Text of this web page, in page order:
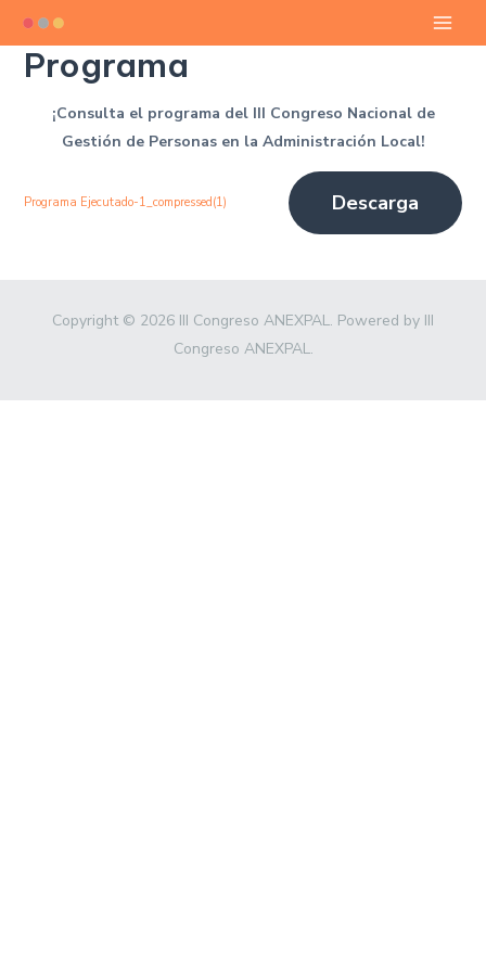
al
contenido
Main
Programa
¡Consulta el programa del III Congreso Nacional de
Gestión de Personas en la Administración Local!
Programa Ejecutado-1_compressed(1) Descarga
Copyright © 2026 III Congreso ANEXPAL. Powered by III
Congreso ANEXPAL.